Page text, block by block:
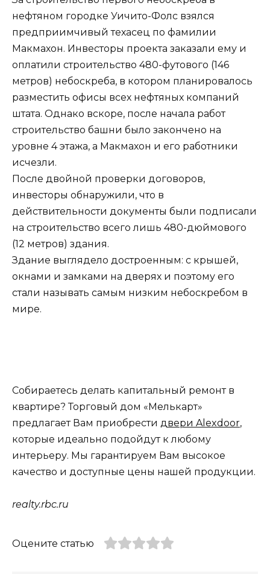
нефтяном городке Уичито-Фолс взялся
предприимчивый техасец по фамилии
Макмахон. Инвесторы проекта заказали ему и
оплатили строительство 480-футового (146
метров) небоскреба, в котором планировалось
разместить офисы всех нефтяных компаний
штата. Однако вскоре, после начала работ
строительство башни было закончено на
уровне 4 этажа, а Макмахон и его работники
исчезли.
После двойной проверки договоров,
инвесторы обнаружили, что в
действительности документы были подписали
на строительство всего лишь 480-дюймового
(12 метров) здания.
Здание выглядело достроенным: с крышей,
окнами и замками на дверях и поэтому его
стали называть самым низким небоскребом в
мире.
Собираетесь делать капитальный ремонт в
квартире? Торговый дом «Мелькарт»
предлагает Вам приобрести двери Alexdoor,
которые идеально подойдут к любому
интерьеру. Мы гарантируем Вам высокое
качество и доступные цены нашей продукции.
realty.rbc.ru
Оцените статью